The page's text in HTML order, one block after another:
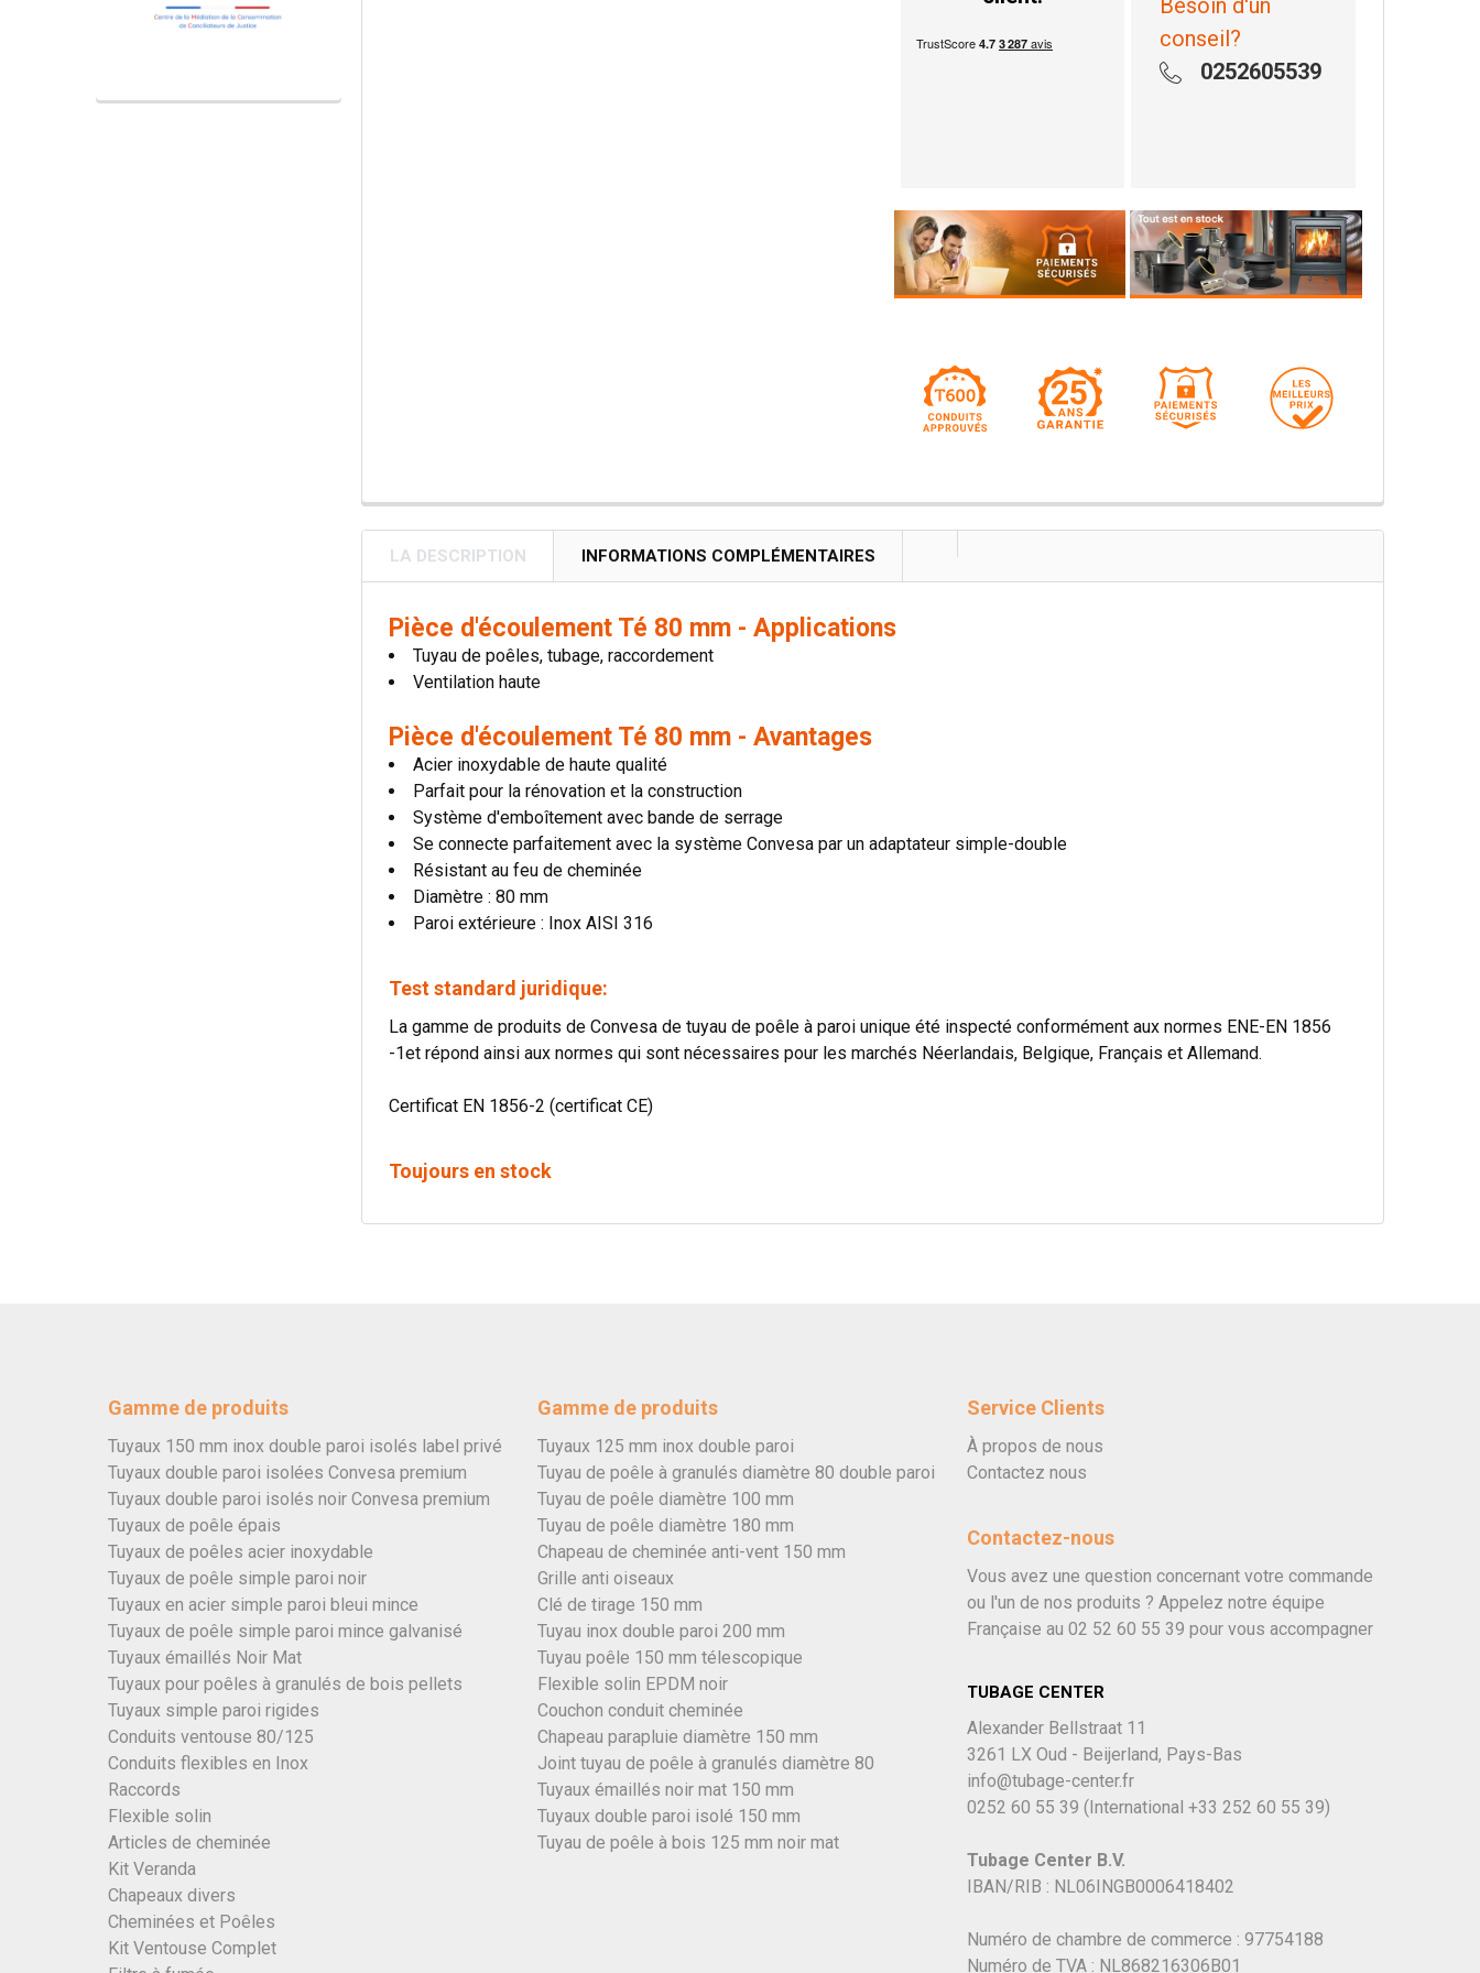
conseil?
0252605539
LA DESCRIPTION INFORMATIONS COMPLÉMENTAIRES
Pièce d'écoulement Té 80 mm - Applications
Tuyau de poêles, tubage, raccordement
Ventilation haute
Pièce d'écoulement Té 80 mm - Avantages
Acier inoxydable de haute qualité
Parfait pour la rénovation et la construction
Système d'emboîtement avec bande de serrage
Se connecte parfaitement avec la système Convesa par un adaptateur simple-double
Résistant au feu de cheminée
Diamètre : 80 mm
Paroi extérieure : Inox AISI 316
Test standard juridique:
La gamme de produits de Convesa de tuyau de poêle à paroi unique été inspecté conformément aux normes ENE-EN 1856
-1et répond ainsi aux normes qui sont nécessaires pour les marchés Néerlandais, Belgique, Français et Allemand.
Certificat EN 1856-2 (certificat CE)
Toujours en stock
Gamme de produits
Tuyaux 150 mm inox double paroi isolés label privé
Tuyaux double paroi isolées Convesa premium
Tuyaux double paroi isolés noir Convesa premium
Tuyaux de poêle épais
Tuyaux de poêles acier inoxydable
Tuyaux de poêle simple paroi noir
Tuyaux en acier simple paroi bleui mince
Tuyaux de poêle simple paroi mince galvanisé
Tuyaux émaillés Noir Mat
Tuyaux pour poêles à granulés de bois pellets
Tuyaux simple paroi rigides
Conduits ventouse 80/125
Conduits flexibles en Inox
Raccords
Flexible solin
Articles de cheminée
Kit Veranda
Chapeaux divers
Cheminées et Poêles
Kit Ventouse Complet
Gamme de produits
Tuyaux 125 mm inox double paroi
Tuyau de poêle à granulés diamètre 80 double paroi
Tuyau de poêle diamètre 100 mm
Tuyau de poêle diamètre 180 mm
Chapeau de cheminée anti-vent 150 mm
Grille anti oiseaux
Clé de tirage 150 mm
Tuyau inox double paroi 200 mm
Tuyau poêle 150 mm télescopique
Flexible solin EPDM noir
Couchon conduit cheminée
Chapeau parapluie diamètre 150 mm
Joint tuyau de poêle à granulés diamètre 80
Tuyaux émaillés noir mat 150 mm
Tuyaux double paroi isolé 150 mm
Tuyau de poêle à bois 125 mm noir mat
Service Clients
À propos de nous
Contactez nous
Contactez-nous
Vous avez une question concernant votre commande
ou l'un de nos produits ? Appelez notre équipe
Française au 02 52 60 55 39 pour vous accompagner
TUBAGE CENTER
Alexander Bellstraat 11
3261 LX Oud - Beijerland, Pays-Bas
info@tubage-center.fr
0252 60 55 39 (International +33 252 60 55 39)
Tubage Center B.V.
IBAN/RIB : NL06INGB0006418402
Numéro de chambre de commerce : 97754188
Numéro de TVA : NL868216306B01